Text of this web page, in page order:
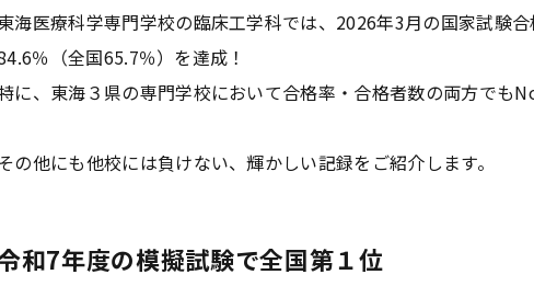
海医療科学専門学校の臨床工学科では、2026年3月の国家試験
％（全国65.7％）を達成！
に、東海３県の専門学校において合格率・合格者数の両方でも
の他にも他校には負けない、輝かしい記録をご紹介します。
和7年度の模擬試験で全国第１位